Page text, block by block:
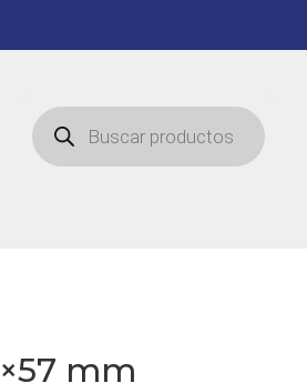
Búsqueda
de
productos
mm